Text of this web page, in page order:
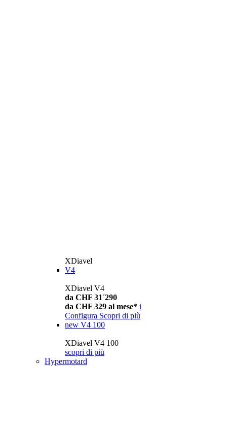
XDiavel
V4
XDiavel V4
da CHF 31´290
da CHF 329 al mese* i
Configura Scopri di più
new V4 100
XDiavel V4 100
scopri di più
Hypermotard